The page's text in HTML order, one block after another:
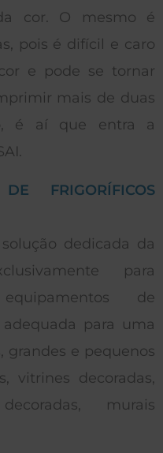
cor. O mesmo é
pois é difícil e caro
e pode se tornar
mais de duas
é aí que entra a
FRIGORÍFICOS
dedicada da
para
de
para uma
grandes e pequenos
vitrines decoradas,
murais